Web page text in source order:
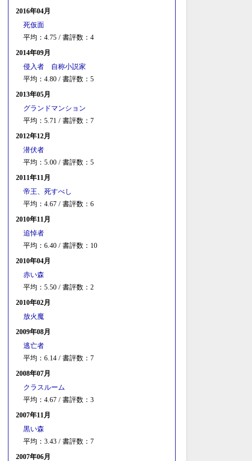
2016年04月
死仮面
平均：4.75 / 書評数：4
2014年09月
侵入者 自称小説家
平均：4.80 / 書評数：5
2013年05月
グランドマンション
平均：5.71 / 書評数：7
2012年12月
潜伏者
平均：5.00 / 書評数：5
2011年11月
帝王、死すべし
平均：4.67 / 書評数：6
2010年11月
追悼者
平均：6.40 / 書評数：10
2010年04月
赤い森
平均：5.50 / 書評数：2
2010年02月
放火魔
2009年08月
逃亡者
平均：6.14 / 書評数：7
2008年07月
クラスルーム
平均：4.67 / 書評数：3
2007年11月
黒い森
平均：3.43 / 書評数：7
2007年06月